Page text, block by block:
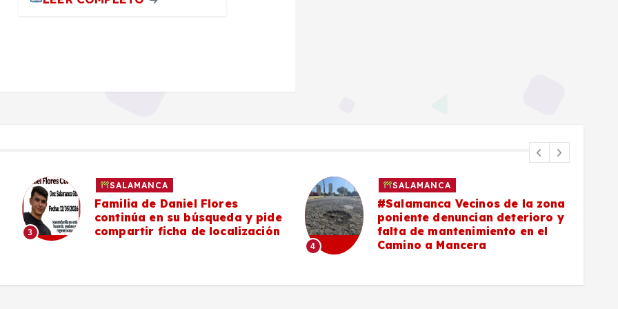
SALAMANCA
#Salamanca Vecinos de la zona
poniente denuncian deterioro y
falta de mantenimiento en el
5
SALAMANCA
#Salamanca Buscadoras
señalan a César Prieto por falta
de convenio para células
municipales de búsqueda